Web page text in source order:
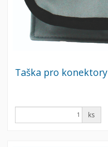
Taška pro konektory
ks